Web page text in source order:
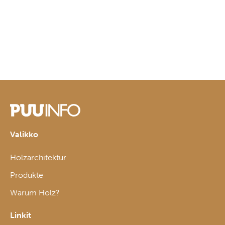
Valikko
Holzarchitektur
Produkte
Warum Holz?
Linkit